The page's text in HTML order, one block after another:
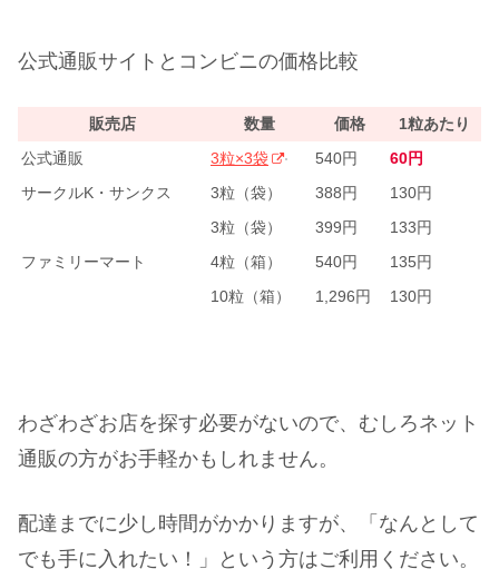
公式通販サイトとコンビニの価格比較
販売店 数量 価格
1粒あたり
公式通販
3粒×3袋 540円
60円
サークルK・サンクス
3粒（袋） 388円 130円
ファミリーマート
3粒（袋） 399円
133円
4粒（箱）
540円
135円
10粒（箱）
1,296円 130円
わざわざお店を探す必要がないので、むしろネット
通販の方がお手軽かもしれません。
配達までに少し時間がかかりますが、「なんとして
でも手に入れたい！」という方はご利用ください。